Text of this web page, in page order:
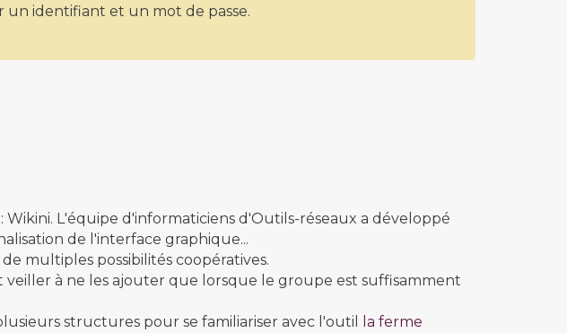
un identifiant et un mot de passe.
L'équipe d'informaticiens d'Outils-réseaux a développé
de l'interface graphique...
multiples possibilités coopératives.
veiller à ne les ajouter que lorsque le groupe est suffisamment
structures pour se familiariser avec l'outil
la ferme